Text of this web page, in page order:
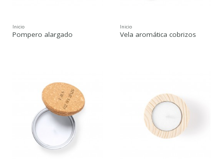
Inicio
Pompero alargado
Inicio
Vela aromática cobrizos